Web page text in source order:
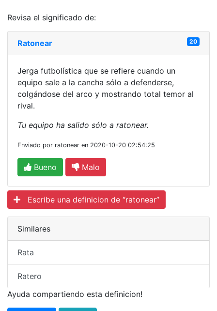
Revisa el significado de:
Ratonear 20
Jerga futbolística que se refiere cuando un
equipo sale a la cancha sólo a defenderse,
colgándose del arco y mostrando total temor al
rival.
Tu equipo ha salido sólo a ratonear.
Enviado por ratonear en 2020-10-20 02:54:25
Bueno Malo
Escribe una definicion de “ratonear”
Similares
Rata
Ratero
Ayuda compartiendo esta definicion!